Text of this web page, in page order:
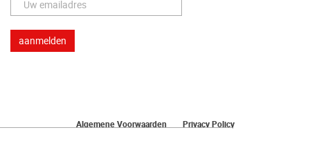
Algemene Voorwaarden
Privacy Policy